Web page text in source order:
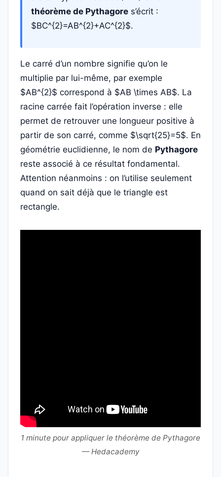
théorème de Pythagore s’écrit :
$BC^{2}=AB^{2}+AC^{2}$.
Le carré d’un nombre signifie qu’on le
multiplie par lui-même, par exemple
$AB^{2}$ correspond à $AB \times AB$. La
racine carrée fait l’opération inverse : elle
permet de retrouver une longueur positive à
partir de son carré, comme $\sqrt{25}=5$. En
géométrie euclidienne, le nom de Pythagore
reste associé à ce résultat fondamental.
Attention néanmoins : on l’utilise seulement
quand on sait déjà que le triangle est
rectangle.
1 minute pour appliquer le théorème de Pythagore
— Hedacademy